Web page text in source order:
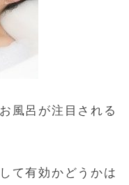
風呂が注目される
て有効かどうかは